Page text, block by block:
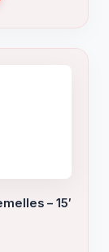
– 15′